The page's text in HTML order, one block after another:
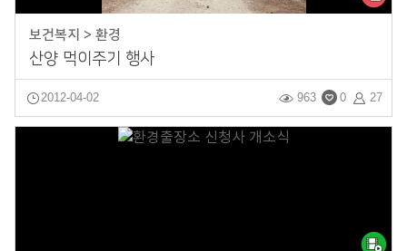
보건복지 > 환경
산양 먹이주기 행사
2012-04-02 27
0
963